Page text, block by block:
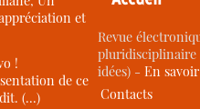
et
!
de ce
(…)
Revue
idées) -En
Contacts